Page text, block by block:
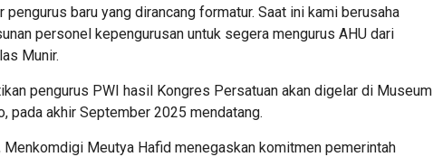
pengurus baru yang dirancang formatur. Saat ini kami berusaha
personel kepengurusan untuk segera mengurus AHU dari
Munir.
pengurus PWI hasil Kongres Persatuan akan digelar di Museum
pada akhir September 2025 mendatang.
Menkomdigi Meutya Hafid menegaskan komitmen pemerintah